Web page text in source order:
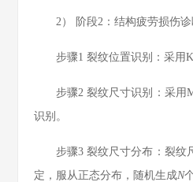
2） 阶段2：结构疲劳损伤
步骤1 裂纹位置识别：采用
步骤2 裂纹尺寸识别：采用
识别。
步骤3 裂纹尺寸分布：裂纹
定，服从正态分布，随机生成N